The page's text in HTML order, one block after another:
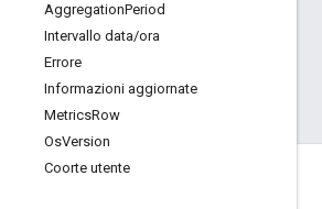
AggregationPeriod
Intervallo data/ora
Errore
Informazioni aggiornate
MetricsRow
OsVersion
Coorte utente